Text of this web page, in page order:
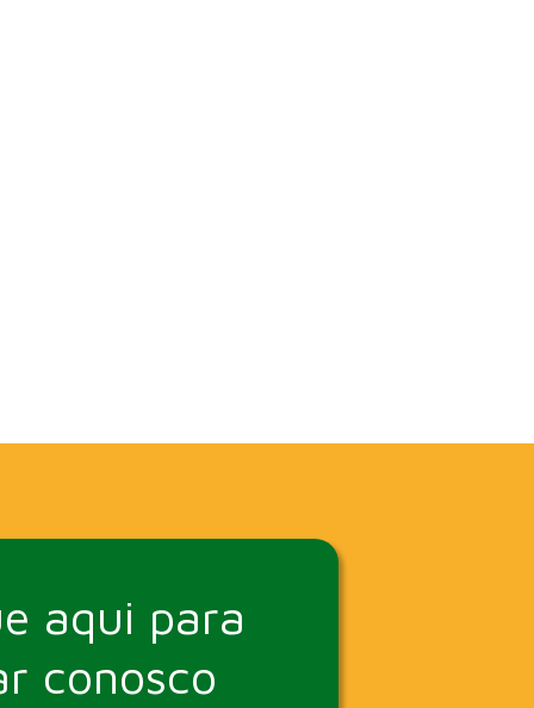
aqui para
conosco